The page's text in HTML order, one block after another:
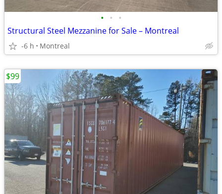
• • •
Structural Steel Mezzanine for Sale – Montreal
-6 h Montreal
$99